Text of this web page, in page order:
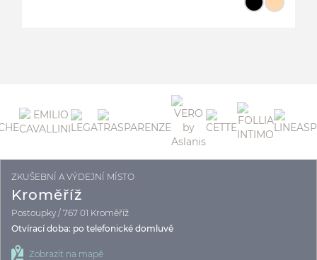
ZKUŠEBNÍ A VÝDEJNÍ MÍSTO
Kroměříž
Postoupky / 767 01 Kroměříž
Otvírací doba: po telefonické domluvě
Zobrazit na mapě